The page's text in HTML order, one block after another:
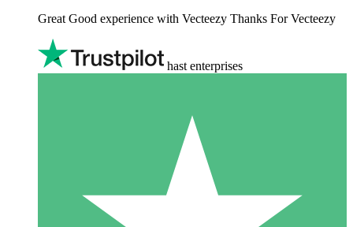
Great Good experience with Vecteezy Thanks For Vecteezy
hast enterprises